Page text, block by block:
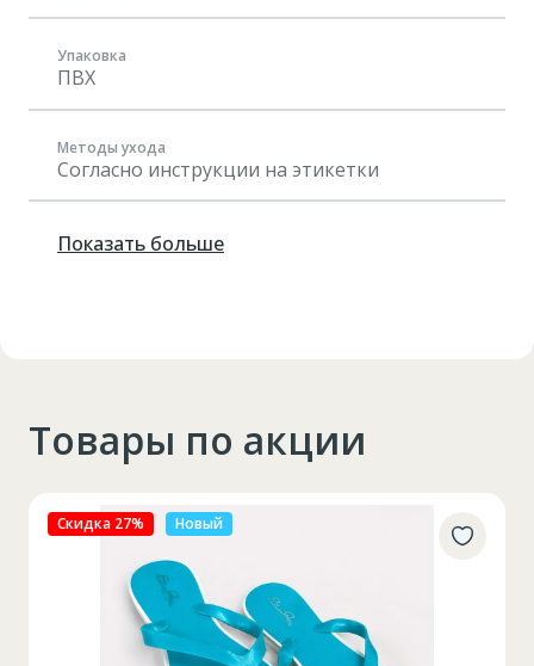
Упаковка
ПВХ
Методы ухода
Согласно инструкции на этикетки
Показать больше
Товары по акции
Скидка 27% Новый